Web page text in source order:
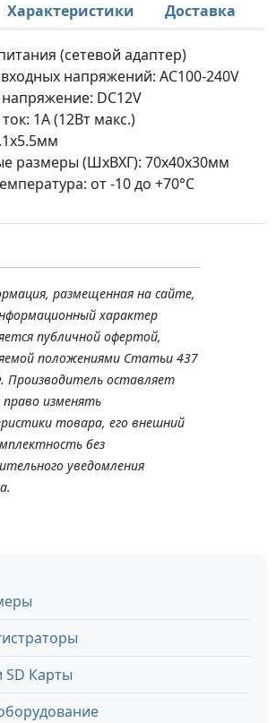
Характеристики Доставка
(сетевой адаптер)
напряжений: AC100-240V
DC12V
1A (12Вт макс.)
размеры (ШхВХГ): 70x40x30мм
от -10 до +70°С
размещенная на сайте,
характер
публичной офертой,
положениями Статьи 437
Производитель оставляет
право изменять
товара, его внешний
без
уведомления
SD Карты